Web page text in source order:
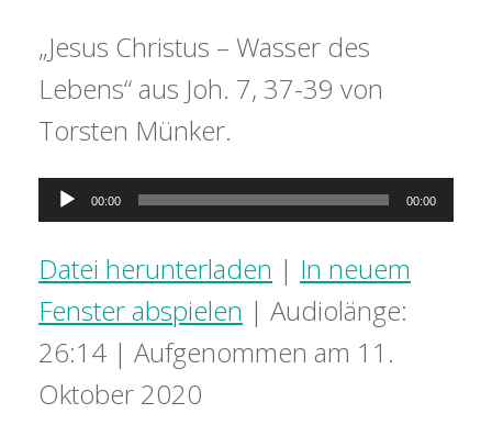
„Jesus Christus – Wasser des
Lebens“ aus Joh. 7, 37-39 von
Torsten Münker.
Audio-
00:00 00:00
Datei herunterladen | In neuem
Fenster abspielen | Audiolänge:
26:14 | Aufgenommen am 11.
Oktober 2020